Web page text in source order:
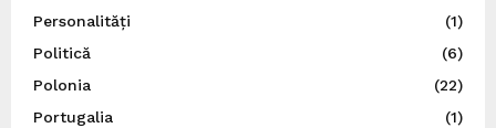
Personalități
(1)
Politică
(6)
Polonia
(22)
Portugalia
(1)